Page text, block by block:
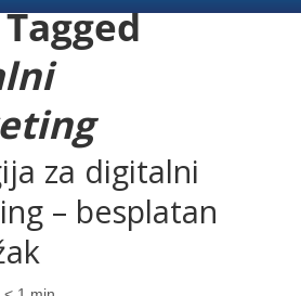
za digitalni
– besplatan